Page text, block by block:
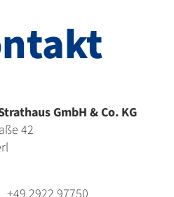
GmbH & Co. KG
42